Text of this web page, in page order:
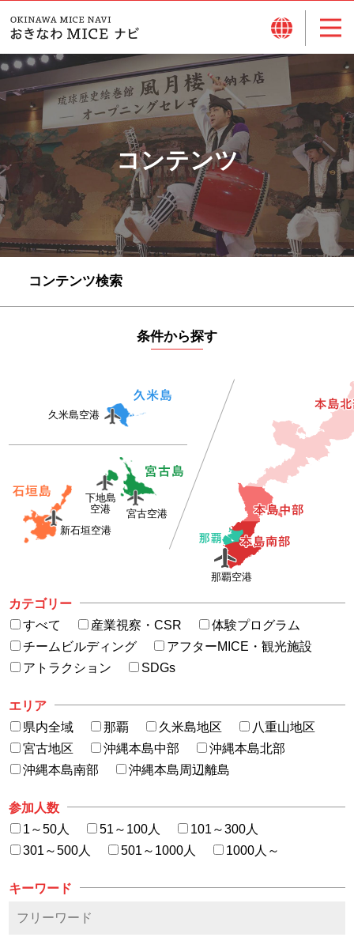
コンテンツ
コンテンツ検索
条件から探す
久米島空港
新石垣空港
下地島
空港
宮古空港
那覇空港
カテゴリー
すべて
産業視察・CSR
体験プログラム
チームビルディング
アフターMICE・観光施設
アトラクション
SDGs
エリア
県内全域
那覇 久米島地区
八重山地区
宮古地区
沖縄本島中部
沖縄本島北部
沖縄本島南部
沖縄本島周辺離島
参加人数
1～50人
51～100人
101～300人
301～500人
501～1000人 1000人～
キーワード